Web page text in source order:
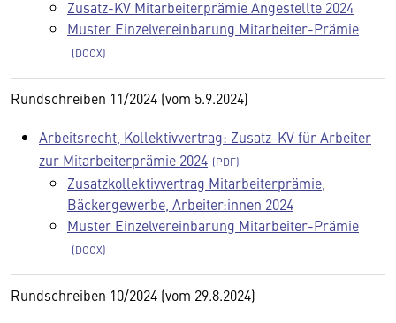
Zusatz-KV Mitarbeiterprämie Angestellte 2024
Muster Einzelvereinbarung Mitarbeiter-Prämie
Rundschreiben 11/2024 (vom 5.9.2024)
Arbeitsrecht, Kollektivvertrag: Zusatz-KV für Arbeiter
zur Mitarbeiterprämie 2024
Zusatzkollektivvertrag Mitarbeiterprämie,
Bäckergewerbe, Arbeiter:innen 2024
Muster Einzelvereinbarung Mitarbeiter-Prämie
Rundschreiben 10/2024 (vom 29.8.2024)